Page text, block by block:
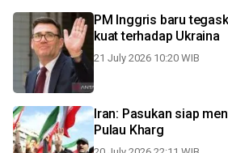
PM Inggris baru
kuat terhadap Ukraina
21 July 2026 10:20 WIB
Iran: Pasukan siap
Pulau Kharg